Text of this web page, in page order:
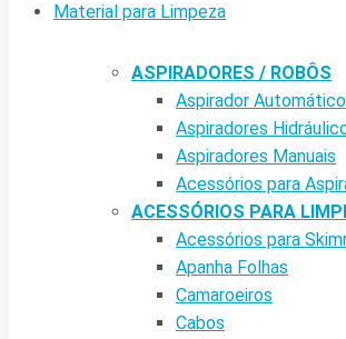
Material para Limpeza
ASPIRADORES / ROBÔS
Aspirador
Aspiradores
Aspiradores Manuais
Acessórios para
ACESSÓRIOS PARA
Acessórios para
Apanha Folhas
Camaroeiros
Cabos